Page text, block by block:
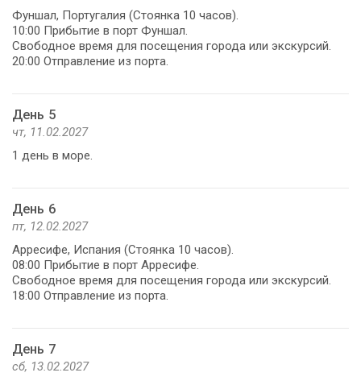
Фуншал, Португалия (Стоянка 10 часов).
10:00 Прибытие в порт Фуншал.
Свободное время для посещения города или экскурсий.
20:00 Отправление из порта.
День 5
чт, 11.02.2027
1 день в море.
День 6
пт, 12.02.2027
Арресифе, Испания (Стоянка 10 часов).
08:00 Прибытие в порт Арресифе.
Свободное время для посещения города или экскурсий.
18:00 Отправление из порта.
День 7
сб, 13.02.2027